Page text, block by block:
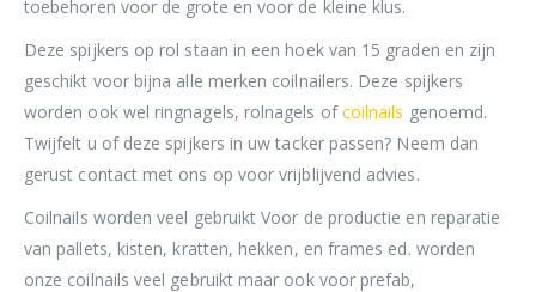
toebehoren voor de grote en voor de kleine klus.
Deze spijkers op rol staan in een hoek van 15 graden en zijn
geschikt voor bijna alle merken coilnailers. Deze spijkers
worden ook wel ringnagels, rolnagels ofcoilnails genoemd.
Twijfelt u of deze spijkers in uw tacker passen? Neem dan
gerust contact met ons op voor vrijblijvend advies.
Coilnails worden veel gebruikt Voor de productie en reparatie
van pallets, kisten, kratten, hekken, en frames ed. worden
onze coilnails veel gebruikt maar ook voor prefab,